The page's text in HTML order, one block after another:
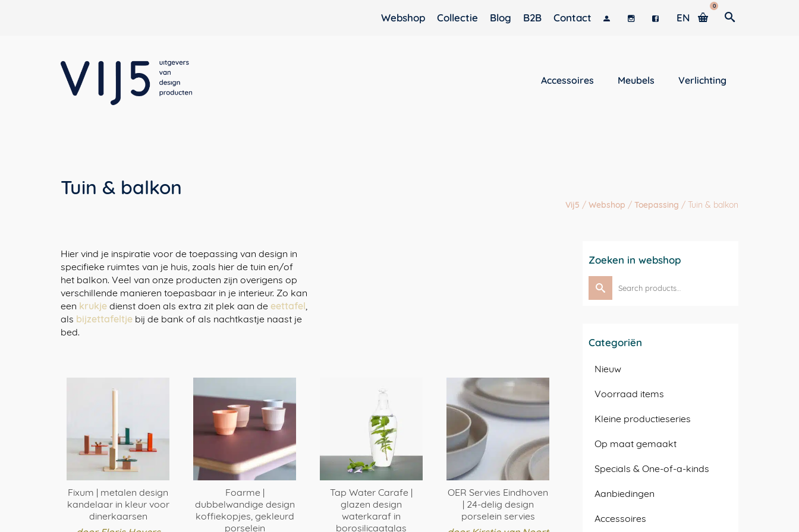
0
Webshop Collectie Blog B2B Contact EN
Accessoires Meubels Verlichting
Tuin & balkon
Vij5 / Webshop / Toepassing / Tuin & balkon
Hier vind je inspiratie voor de toepassing van design in
specifieke ruimtes van je huis, zoals hier de tuin en/of
het balkon. Veel van onze producten zijn overigens op
verschillende manieren toepasbaar in je interieur. Zo kan
een krukje dienst doen als extra zit plek aan de eettafel,
als bijzettafeltje bij de bank of als nachtkastje naast je
bed.
Fixum | metalen design
kandelaar in kleur voor
dinerkaarsen
Foarme |
dubbelwandige design
koffiekopjes, gekleurd
porselein
Tap Water Carafe |
glazen design
waterkaraf in
borosilicaatglas
OER Servies Eindhoven
| 24-delig design
porselein servies
Zoeken in webshop
Search
for:
Categoriën
Nieuw
Voorraad items
Kleine productieseries
Op maat gemaakt
Specials & One-of-a-kinds
Aanbiedingen
Accessoires